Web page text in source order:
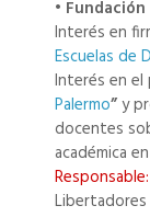
•
Interés en
Escuelas de
Interés en el
Palermo”y
docentes
académica
Responsable:
Libertadores